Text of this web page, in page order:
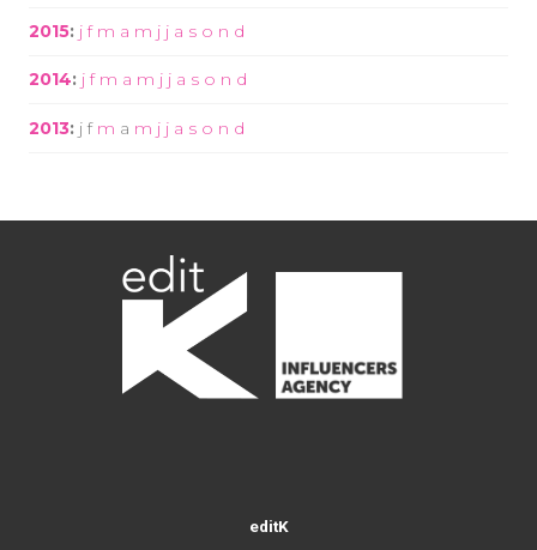
2015: j f m a m j j a s o n d
2014: j f m a m j j a s o n d
2013: j f m a m j j a s o n d
editK